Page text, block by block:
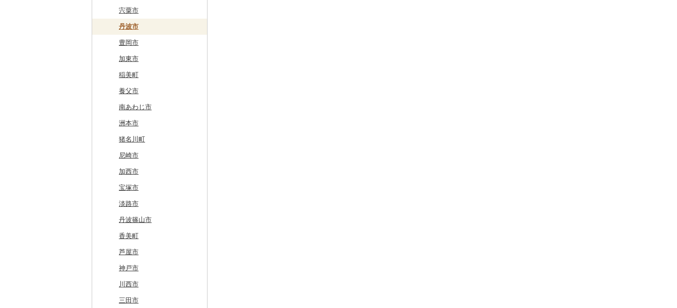
乙部町
根室市
三笠市
東川町
厚真町
奥尻町
網走市
浦河町
広尾町
中札内村
滝川市
比布町
鶴居村
釧路市
苫前町
当別町
占冠村
上士幌町
平取町
六戸町
五所川原市
平川市
蓬田村
中泊町
外ヶ浜町
つがる市
弘前市
鰺ヶ沢町
むつ市
田舎館村
青森県（県庁）
三沢市
西目屋村
雫石町
岩手県（県庁）
一関市
久慈市
西和賀町
北上市
平泉町
洋野町
大船渡市
山田町
大槌町
石巻市
多賀城市
宮城県（県庁）
亘理町
蔵王町
女川町
気仙沼市
美里町
松島町
大和町
大郷町
南三陸町
仙台市
大河原町
角田市
涌谷町
東松島市
美郷町
東成瀬村
五城目町
北秋田市
八峰町
鹿角市
大仙市
八郎潟町
東根市
飯豊町
鮭川村
大蔵村
山辺町
戸沢村
舟形町
最上町
真室川町
寒河江市
西川町
高畠町
山形市
三川町
大江町
米沢市
玉川村
いわき市
南会津町
田村市
磐梯町
三春町
本宮市
柳津町
鮫川村
福島市
新地町
葛尾村
三島町
桑折町
矢吹町
国見町
檜枝岐村
喜多方市
南相馬市
河内町
ひたちなか市
龍ケ崎市
守谷市
常陸大宮市
笠間市
行方市
結城市
城里町
水戸市
鉾田市
桜川市
石岡市
茨城県（県庁）
坂東市
小美玉市
日立市
大子町
鹿嶋市
足利市
那須町
鹿沼市
下野市
益子町
芳賀町
野木町
富岡市
館林市
伊勢崎市
東吾妻町
前橋市
藤岡市
邑楽町
板倉町
嬬恋村
草津町
高崎市
群馬県（県庁）
大泉町
長野原町
中之条町
神川町
東秩父村
横瀬町
三芳町
幸手市
日高市
蓮田市
川越市
宮代町
吉見町
東松山市
入間市
志木市
北本市
桶川市
加須市
三郷市
八潮市
越生町
南房総市
八街市
東金市
九十九里町
いすみ市
東庄町
館山市
大網白里市
一宮町
佐倉市
木更津市
茂原市
野田市
山武市
鴨川市
印西市
神崎町
船橋市
千葉市
中央区
あきる野市
中野区
荒川区
北区
多摩市
稲城市
世田谷区
日の出町
板橋区
渋谷区
千代田区
新宿区
江東区
青梅市
国立市
品川区
福生市
小平市
伊勢原市
小田原市
湯河原町
秦野市
綾瀬市
横須賀市
三浦市
大磯町
箱根町
横浜市
茅ヶ崎市
川崎市
厚木市
海老名市
相模原市
座間市
二宮町
上越市
阿賀野市
津南町
新潟県（県庁）
柏崎市
村上市
妙高市
聖籠町
刈羽村
湯沢町
新潟市
志賀町
加賀市
永平寺町
中央市
北杜市
鳴沢村
西桂町
身延町
早川町
南部町
昭和町
甲府市
甲州市
丹波山村
須坂市
川上村
信濃町
南牧村
伊那市
立科町
東御市
中野市
豊丘村
売木村
小諸市
木曽町
箕輪町
駒ヶ根市
王滝村
千曲市
辰野町
茅野市
喬木村
大垣市
輪之内町
神戸町
瑞浪市
中津川市
高山市
郡上市
白川村
御嵩町
海津市
関ケ原町
七宗町
笠松町
東白川村
土岐市
岐阜県（県庁）
下呂市
多治見市
垂井町
裾野市
焼津市
富士宮市
河津町
袋井市
熱海市
掛川市
伊豆の国市
小山町
森町
川根本町
富士市
御前崎市
東伊豆町
西伊豆町
清水町
南伊豆町
松崎町
湖西市
武豊町
幸田町
碧南市
岡崎市
愛知県（県庁）
蒲郡市
東郷町
犬山市
弥富市
東海市
新城市
春日井市
瀬戸市
大府市
半田市
あま市
岩倉市
小牧市
愛西市
四日市市
大台町
尾鷲市
三重県（県庁）
津市
名張市
東員町
玉城町
宇治市
京丹波町
京都府（府庁）
大山崎町
精華町
南山城村
京都市
舞鶴市
和束町
八幡市
京田辺市
向日市
寝屋川市
泉大津市
池田市
守口市
富田林市
松原市
柏原市
羽曳野市
大阪府（府庁）
吹田市
河南町
和泉市
高槻市
豊中市
箕面市
太子町
岬町
千早赤阪村
東大阪市
宍粟市
丹波市
豊岡市
加東市
稲美町
養父市
南あわじ市
洲本市
猪名川町
尼崎市
加西市
宝塚市
淡路市
丹波篠山市
香美町
芦屋市
神戸市
川西市
三田市